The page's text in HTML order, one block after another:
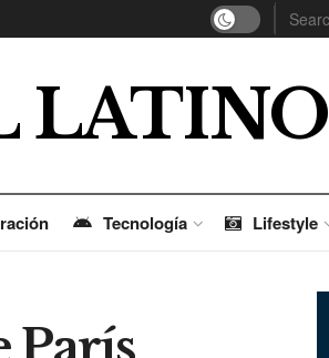
LATINO
Tecnología Lifestyle